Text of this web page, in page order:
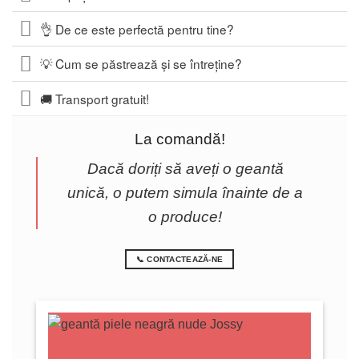
👌 De ce este perfectă pentru tine?
💡 Cum se păstrează și se întreține?
🚚 Transport gratuit!
La comandă!
Dacă doriți să aveți o geantă
unică, o putem simula înainte de a
o produce!
📞 CONTACTEAZĂ-NE